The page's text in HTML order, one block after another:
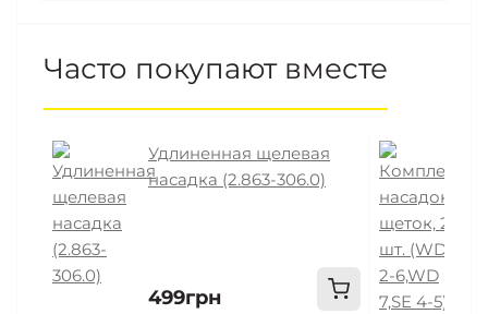
Часто покупают вместе
Удлиненная щелевая
насадка (2.863-306.0)
499грн